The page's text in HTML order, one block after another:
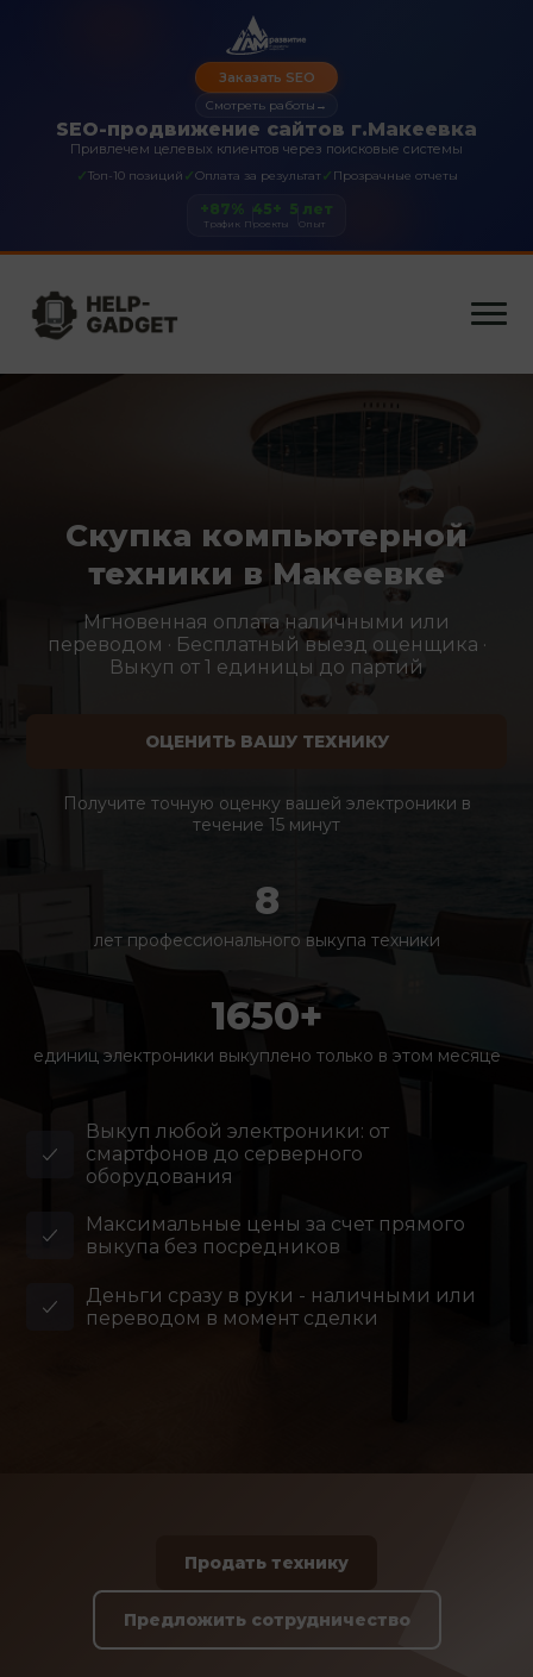
SEO-продвижение сайтов г.Макеевка
Привлечем целевых клиентов через поисковые системы
✓Топ-10 позиций ✓Оплата за результат✓ Прозрачные отчеты
Заказать SEO
Смотреть работы →
+87%
Трафик
45+
Проекты
5 лет
Опыт
Скупка компьютерной
техники в Макеевке
Мгновенная оплата наличными или
переводом · Бесплатный выезд оценщика ·
Выкуп от 1 единицы до партий
ОЦЕНИТЬ ВАШУ ТЕХНИКУ
Получите точную оценку вашей электроники в
течение 15 минут
8
лет профессионального выкупа техники
1650+
единиц электроники выкуплено только в этом месяце
Выкуп любой электроники: от
смартфонов до серверного
оборудования
Максимальные цены за счет прямого
выкупа без посредников
Деньги сразу в руки - наличными или
переводом в момент сделки
Продать технику
Предложить сотрудничество